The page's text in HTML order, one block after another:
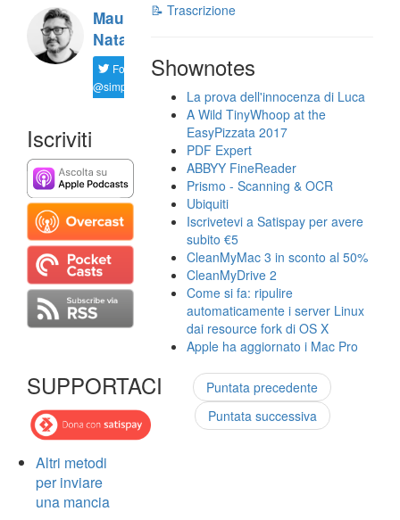
Maurizio
Natali
Follow
@simplemal
Iscriviti
SUPPORTACI
Altri metodi
per inviare
una mancia
📝 Trascrizione
Shownotes
La prova dell'innocenza di Luca
A Wild TinyWhoop at the
EasyPizzata 2017
PDF Expert
ABBYY FineReader
Prismo - Scanning & OCR
Ubiquiti
Iscrivetevi a Satispay per avere
subito €5
CleanMyMac 3 in sconto al 50%
CleanMyDrive 2
Come si fa: ripulire
automaticamente i server Linux
dai resource fork di OS X
Apple ha aggiornato i Mac Pro
Puntata precedente
Puntata successiva